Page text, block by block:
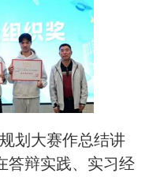
划大赛作总结讲
答辩实践、实习经